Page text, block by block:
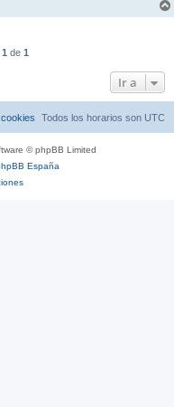
1 de 1
Ir a
Todos los horarios son UTC
© phpBB Limited
España